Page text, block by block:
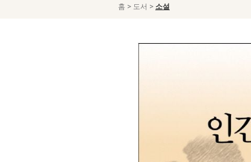
홈 > 도서 > 소설